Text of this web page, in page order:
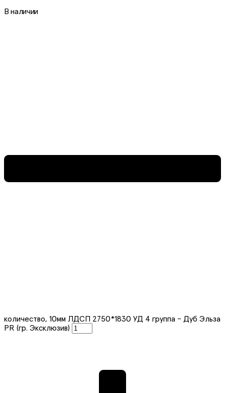
В наличии
количество, 10мм ЛДСП 2750*1830 УД 4 группа - Дуб Эльза
PR (гр. Эксклюзив)